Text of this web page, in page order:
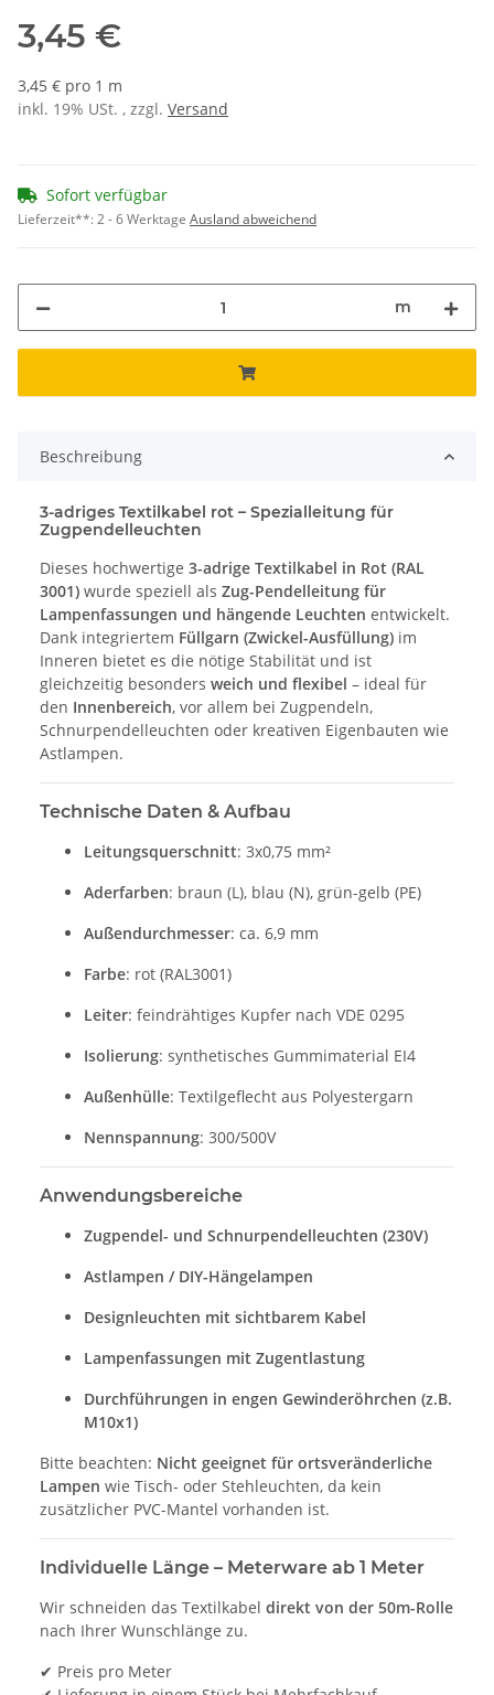
3,45 €
3,45 € pro 1 m
inkl. 19% USt. , zzgl. Versand
Sofort verfügbar
Lieferzeit**:2 - 6 Werktage Ausland abweichend
m
Beschreibung
3-adriges Textilkabel rot – Spezialleitung für
Zugpendelleuchten
Dieses hochwertige 3-adrige Textilkabel in Rot (RAL
3001) wurde speziell als Zug-Pendelleitung für
Lampenfassungen und hängende Leuchten entwickelt.
Dank integriertem Füllgarn (Zwickel-Ausfüllung) im
Inneren bietet es die nötige Stabilität und ist
gleichzeitig besonders weich und flexibel – ideal für
den Innenbereich, vor allem bei Zugpendeln,
Schnurpendelleuchten oder kreativen Eigenbauten wie
Astlampen.
Technische Daten & Aufbau
Leitungsquerschnitt: 3x0,75 mm²
Aderfarben: braun (L), blau (N), grün-gelb (PE)
Außendurchmesser: ca. 6,9 mm
Farbe: rot (RAL3001)
Leiter: feindrähtiges Kupfer nach VDE 0295
Isolierung: synthetisches Gummimaterial EI4
Außenhülle: Textilgeflecht aus Polyestergarn
Nennspannung: 300/500V
Anwendungsbereiche
Zugpendel- und Schnurpendelleuchten (230V)
Astlampen / DIY-Hängelampen
Designleuchten mit sichtbarem Kabel
Lampenfassungen mit Zugentlastung
Durchführungen in engen Gewinderöhrchen (z.B.
M10x1)
Bitte beachten: Nicht geeignet für ortsveränderliche
Lampen wie Tisch- oder Stehleuchten, da kein
zusätzlicher PVC-Mantel vorhanden ist.
Individuelle Länge – Meterware ab 1 Meter
Wir schneiden das Textilkabel direkt von der 50m-Rolle
nach Ihrer Wunschlänge zu.
✔ Preis pro Meter